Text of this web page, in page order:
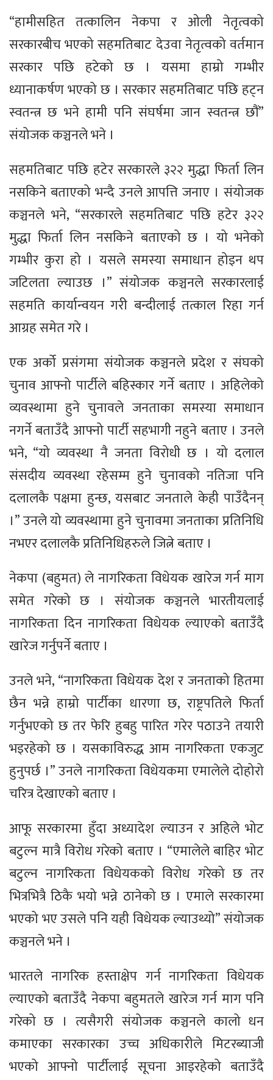
“हामीसहित तत्कालिन नेकपा र ओली नेतृत्वको
सरकारबीच भएको सहमतिबाट देउवा नेतृत्वको वर्तमान
सरकार पछि हटेको छ । यसमा हाम्रो गम्भीर
ध्यानाकर्षण भएको छ । सरकार सहमतिबाट पछि हट्न
स्वतन्त्र छ भने हामी पनि संघर्षमा जान स्वतन्त्र छौं”
संयोजक कञ्चनले भने ।
सहमतिबाट पछि हटेर सरकारले ३२२ मुद्धा फिर्ता लिन
नसकिने बताएको भन्दै उनले आपत्ति जनाए । संयोजक
कञ्चनले भने, “सरकारले सहमतिबाट पछि हटेर ३२२
मुद्धा फिर्ता लिन नसकिने बताएको छ । यो भनेको
गम्भीर कुरा हो । यसले समस्या समाधान होइन थप
जटिलता ल्याउछ ।” संयोजक कञ्चनले सरकारलाई
सहमति कार्यान्वयन गरी बन्दीलाई तत्काल रिहा गर्न
आग्रह समेत गरे ।
एक अर्को प्रसंगमा संयोजक कञ्चनले प्रदेश र संघको
चुनाव आफ्नो पार्टीले बहिस्कार गर्ने बताए । अहिलेको
व्यवस्थामा हुने चुनावले जनताका समस्या समाधान
नगर्ने बताउँदै आफ्नो पार्टी सहभागी नहुने बताए । उनले
भने, “यो व्यवस्था नै जनता विरोधी छ । यो दलाल
संसदीय व्यवस्था रहेसम्म हुने चुनावको नतिजा पनि
दलालकै पक्षमा हुन्छ, यसबाट जनताले केही पाउँदैनन्
।” उनले यो व्यवस्थामा हुने चुनावमा जनताका प्रतिनिधि
नभएर दलालकै प्रतिनिधिहरुले जित्ने बताए ।
नेकपा (बहुमत) ले नागरिकता विधेयक खारेज गर्न माग
समेत गरेको छ । संयोजक कञ्चनले भारतीयलाई
नागरिकता दिन नागरिकता विधेयक ल्याएको बताउँदै
खारेज गर्नुपर्ने बताए ।
उनले भने, “नागरिकता विधेयक देश र जनताको हितमा
छैन भन्ने हाम्रो पार्टीका धारणा छ, राष्ट्रपतिले फिर्ता
गर्नुभएको छ तर फेरि हुबहु पारित गरेर पठाउने तयारी
भइरहेको छ । यसकाविरुद्ध आम नागरिकता एकजुट
हुनुपर्छ ।” उनले नागरिकता विधेयकमा एमालेले दोहोरो
चरित्र देखाएको बताए ।
आफू सरकारमा हुँदा अध्यादेश ल्याउन र अहिले भोट
बटुल्न मात्रै विरोध गरेको बताए । “एमालेले बाहिर भोट
बटुल्न नागरिकता विधेयकको विरोध गरेको छ तर
भित्रभित्रै ठिकै भयो भन्ने ठानेको छ । एमाले सरकारमा
भएको भए उसले पनि यही विधेयक ल्याउथ्यो” संयोजक
कञ्चनले भने ।
भारतले नागरिक हस्ताक्षेप गर्न नागरिकता विधेयक
ल्याएको बताउँदै नेकपा बहुमतले खारेज गर्न माग पनि
गरेको छ । त्यसैगरी संयोजक कञ्चनले कालो धन
कमाएका सरकारका उच्च अधिकारीले मिटरब्याजी
भएको आफ्नो पार्टीलाई सूचना आइरहेको बताउँदै